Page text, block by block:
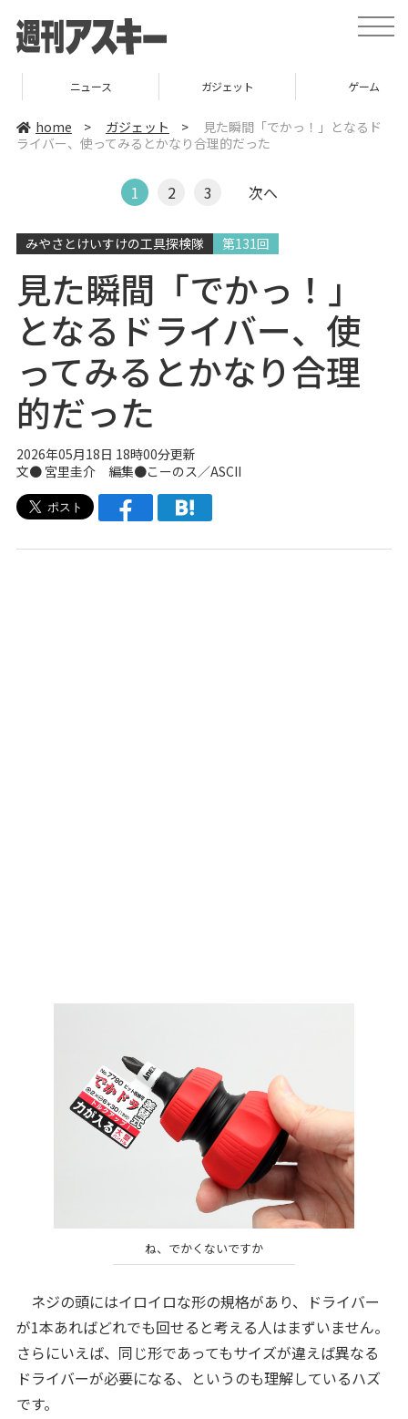
t
o
e
v
ニュース ガジェット ゲーム
home > ガジェット >
見た瞬間「でかっ！」となるド
ライバー、使ってみるとかなり合理的だった
1 2 3 次へ
みやさとけいすけの工具探検隊 第131回
見た瞬間「でかっ！」
となるドライバー、使
ってみるとかなり合理
的だった
2026年05月18日 18時00分更新
文● 宮里圭介 編集●こーのス／ASCII
ね、でかくないですか
ネジの頭にはイロイロな形の規格があり、ドライバー
が1本あればどれでも回せると考える人はまずいません。
さらにいえば、同じ形であってもサイズが違えば異なる
ドライバーが必要になる、というのも理解しているハズ
です。